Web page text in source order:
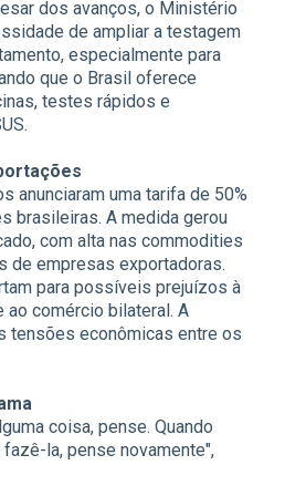
dos avanços, o Ministério
de ampliar a testagem
especialmente para
que o Brasil oferece
testes rápidos e
anunciaram uma tarifa de 50%
brasileiras. A medida gerou
com alta nas commodities
de empresas exportadoras.
para possíveis prejuízos à
comércio bilateral. A
tensões econômicas entre os
coisa, pense. Quando
fazê-la, pense novamente",